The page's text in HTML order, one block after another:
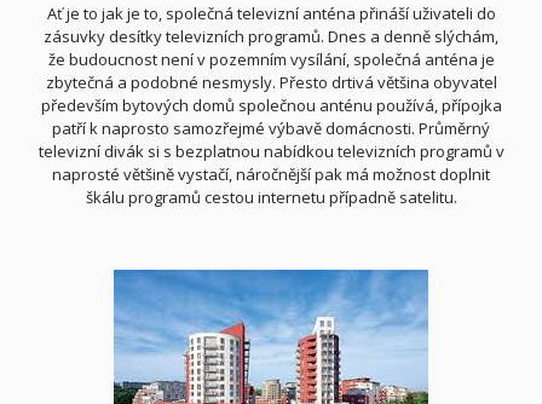
Ať je to jak je to, společná televizní anténa přináší uživateli do
zásuvky desítky televizních programů. Dnes a denně slýchám,
že budoucnost není v pozemním vysílání, společná anténa je
zbytečná a podobné nesmysly. Přesto drtivá většina obyvatel
především bytových domů společnou anténu používá, přípojka
patří k naprosto samozřejmé výbavě domácnosti. Průměrný
televizní divák si s bezplatnou nabídkou televizních programů v
naprosté většině vystačí, náročnější pak má možnost doplnit
škálu programů cestou internetu případně satelitu.